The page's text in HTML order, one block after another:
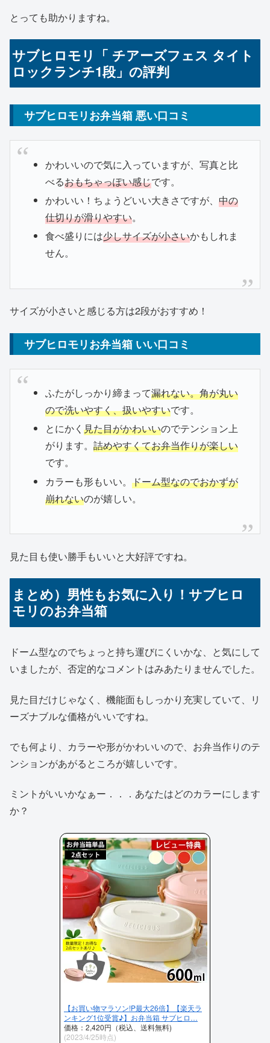
とっても助かりますね。
サブヒロモリ「 チアーズフェス タイト
ロックランチ1段」の評判
サブヒロモリお弁当箱 悪い口コミ
かわいいので気に入っていますが、写真と比
べるおもちゃっぽい感じです。
かわいい！ちょうどいい大きさですが、 中の
仕切りが滑りやすい。
食べ盛りには少しサイズが小さいかもしれま
せん。
サイズが小さいと感じる方は2段がおすすめ！
サブヒロモリお弁当箱 いい口コミ
ふたがしっかり締まって漏れない。角が丸い
ので洗いやすく、扱いやすいです。
とにかく 見た目がかわいいのでテンション上
がります。 詰めやすくてお弁当作りが楽しい
です。
カラーも形もいい。 ドーム型なのでおかずが
崩れないのが嬉しい。
見た目も使い勝手もいいと大好評ですね。
まとめ）男性もお気に入り！サブヒロ
モリのお弁当箱
ドーム型なのでちょっと持ち運びにくいかな、と気にして
いましたが、否定的なコメントはみあたりませんでした。
見た目だけじゃなく、機能面もしっかり充実していて、リ
ーズナブルな価格がいいですね。
でも何より、カラーや形がかわいいので、お弁当作りのテ
ンションがあがるところが嬉しいです。
ミントがいいかなぁー．．．あなたはどのカラーにします
か？
【お買い物マラソン!P最大26倍】【楽天ラ
ンキング1位受賞♪】お弁当箱 サブヒロ…
価格：2,420円（税込、送料無料)
(2023/4/25時点)